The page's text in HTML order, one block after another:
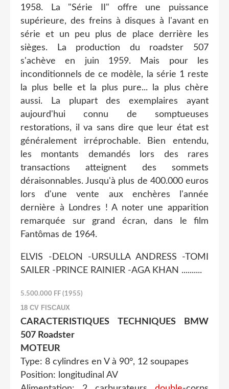
1958. La "Série II" offre une puissance
supérieure, des freins à disques à l'avant en
série et un peu plus de place derrière les
sièges. La production du roadster 507
s'achève en juin 1959. Mais pour les
inconditionnels de ce modèle, la série 1 reste
la plus belle et la plus pure... la plus chère
aussi. La plupart des exemplaires ayant
aujourd'hui connu de somptueuses
restorations, il va sans dire que leur état est
généralement irréprochable. Bien entendu,
les montants demandés lors des rares
transactions atteignent des sommets
déraisonnables. Jusqu'à plus de 400.000 euros
lors d'une vente aux enchères l'année
dernière à Londres ! A noter une apparition
remarquée sur grand écran, dans le film
Fantômas de 1964.
ELVIS -DELON -URSULLA ANDRESS -TOMI
SAILER -PRINCE RAINIER -AGA KHAN ..........
5.500.000 FF (1955)
18 CV FISCAUX
CARACTERISTIQUES TECHNIQUES BMW
507 Roadster
MOTEUR
Type: 8 cylindres en V à 90°, 12 soupapes
Position: longitudinal AV